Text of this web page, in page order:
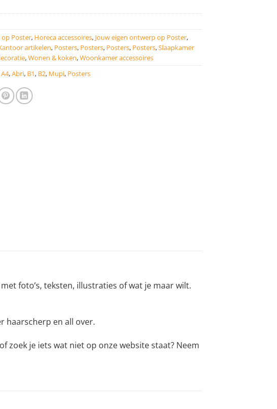
op Poster, Horeca accessoires, Jouw eigen ontwerp op Poster,
artikelen, Posters, Posters, Posters, Posters,Slaapkamer
,Wonen & koken,Woonkamer accessoires
A4,Abri, B1, B2, Mupi, Posters
foto’s, teksten, illustraties of wat je maar wilt.
haarscherp en all over.
zoek je iets wat niet op onze website staat? Neem